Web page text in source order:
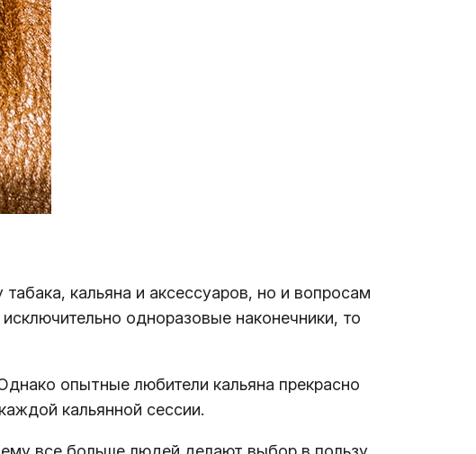
кальяна и аксессуаров, но и вопросам
одноразовые наконечники, то
опытные любители кальяна прекрасно
кальянной сессии.